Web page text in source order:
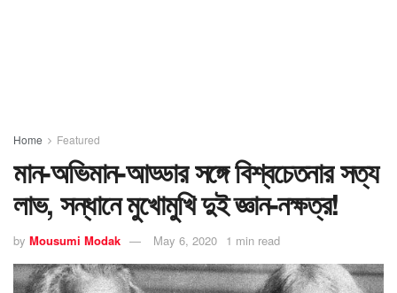
Home Featured
মান-অভিমান-আড্ডার সঙ্গে বিশ্বচেতনার সত্য
লাভ, সন্ধানে মুখোমুখি দুই জ্ঞান-নক্ষত্র!
by Mousumi Modak May 6, 2020 1 min read